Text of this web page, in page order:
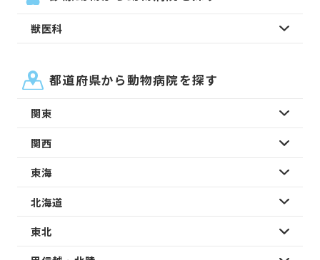
獣医科
都道府県から動物病院を探す
関東
関西
東海
北海道
東北